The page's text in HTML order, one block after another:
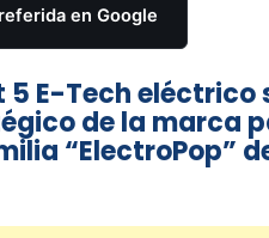
en Google
E-Tech eléctrico
de la marca
“ElectroPop”